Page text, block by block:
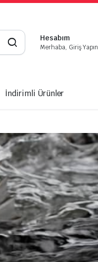
Hesabım
Merhaba, Giriş Yapın
İndirimli Ürünler